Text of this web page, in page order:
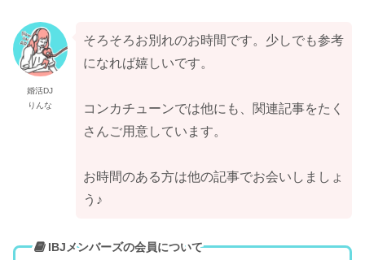
婚活DJ
りんな
そろそろお別れのお時間です。少しでも参考
になれば嬉しいです。
コンカチューンでは他にも、関連記事をたく
さんご用意しています。
お時間のある方は他の記事でお会いしましょ
う♪
IBJメンバーズの会員について